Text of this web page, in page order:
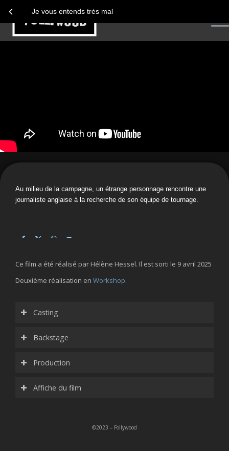
Je vous entends très mal
Au milieu de la campagne, un étrange personnage rencontre une
journaliste anglaise à la recherche de son équipe de tournage.
Ce film a été réalisé par Hélène Hessel. Il est sorti le 9 avril 2025
Deuxième réalisation en Workshop.
Casting
Backstage
Production
Affiche du film
©2023 – Follywood